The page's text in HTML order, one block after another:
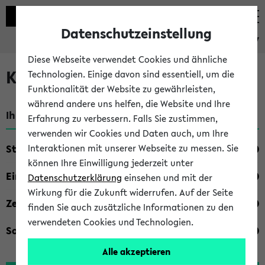
eKVV
Kombisuche im eKVV
Ihre Suchkriterien:
Studienfach
Einrichtung
Zeiten
Sonstiges
Datenschutzeinstellung
Diese Webseite verwendet Cookies und ähnliche
Technologien. Einige davon sind essentiell, um die
Funktionalität der Website zu gewährleisten,
während andere uns helfen, die Website und Ihre
Erfahrung zu verbessern. Falls Sie zustimmen,
verwenden wir Cookies und Daten auch, um Ihre
Interaktionen mit unserer Webseite zu messen. Sie
können Ihre Einwilligung jederzeit unter
Datenschutzerklärung einsehen und mit der
Wirkung für die Zukunft widerrufen. Auf der Seite
finden Sie auch zusätzliche Informationen zu den
verwendeten Cookies und Technologien.
Alle akzeptieren